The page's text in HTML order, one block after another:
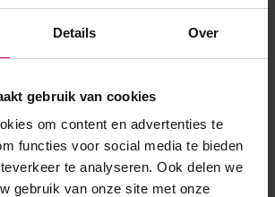
Details Over
gebruik van cookies
om content en advertenties te
functies voor social media te bieden
te analyseren. Ook delen we
gebruik van onze site met onze
frisse, heldere blauwe tint geïnspireerd op